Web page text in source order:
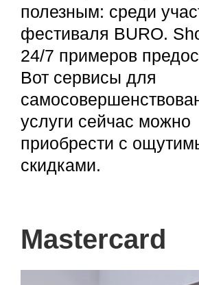
полезным: среди
фестиваля BURO.
24/7 примеров
Вот сервисы для
услуги сейчас можно
приобрести с
скидками.
Mastercard